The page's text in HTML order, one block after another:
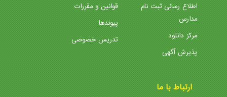
اطلاع رسانی ثبت نام
مدارس
مرکز دانلود
پذیرش آگهی
قوانین و مقررات
پیوندها
تدریس خصوصی
ارتباط با ما